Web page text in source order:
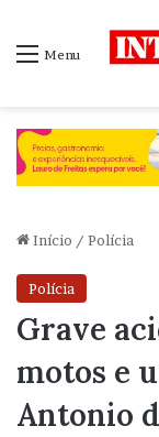
Menu
Início / Polícia
Polícia
Grave
motos e
Antonio